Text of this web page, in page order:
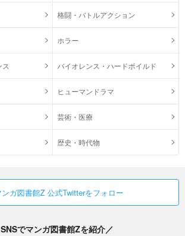
格闘・バトルアクション
ホラー
バイオレンス・ハードボイルド
ヒューマンドラマ
芸術・医療
歴史・時代物
ンガ図書館Z 公式Twitterをフォロー
でマンガ図書館Zを紹介／